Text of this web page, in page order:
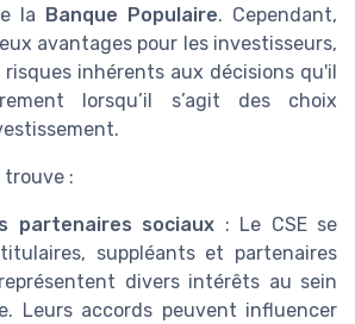
la Banque Populaire. Cependant,
avantages pour les investisseurs,
inhérents aux décisions qu'il
lorsqu’il s’agit des choix
trouve :
partenaires sociaux : Le CSE se
suppléants et partenaires
divers intérêts au sein
Leurs accords peuvent influencer